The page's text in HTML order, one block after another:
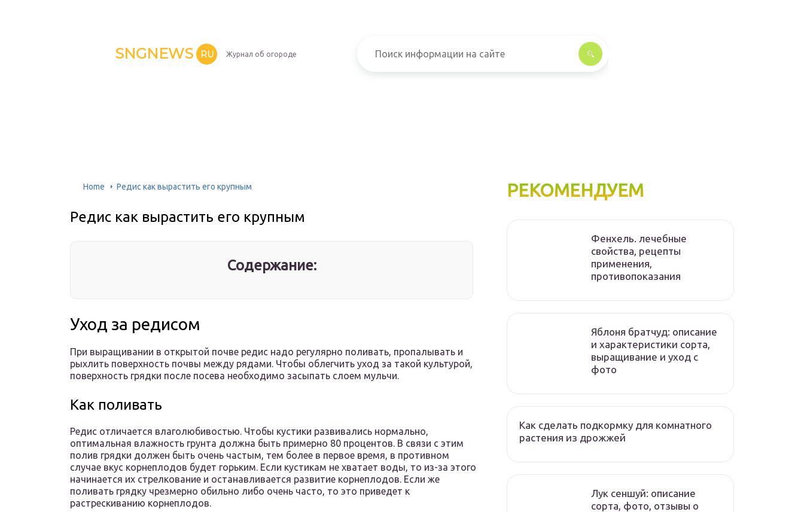
SNGNEWS RU Журнал об огороде
Home Редис как вырастить его крупным
Редис как вырастить его крупным
Содержание:
Уход за редисом
При выращивании в открытой почве редис надо регулярно поливать, пропалывать и
рыхлить поверхность почвы между рядами. Чтобы облегчить уход за такой культурой,
поверхность грядки после посева необходимо засыпать слоем мульчи.
Как поливать
Редис отличается влаголюбивостью. Чтобы кустики развивались нормально,
оптимальная влажность грунта должна быть примерно 80 процентов. В связи с этим
полив грядки должен быть очень частым, тем более в первое время, в противном
случае вкус корнеплодов будет горьким. Если кустикам не хватает воды, то из-за этого
начинается их стрелкование и останавливается развитие корнеплодов. Если же
поливать грядку чрезмерно обильно либо очень часто, то это приведет к
растрескиванию корнеплодов.
РЕКОМЕНДУЕМ
Фенхель. лечебные
свойства, рецепты
применения,
противопоказания
Яблоня братчуд: описание
и характеристики сорта,
выращивание и уход с
фото
Как сделать подкормку для комнатного
растения из дрожжей
Лук сеншуй: описание
сорта, фото, отзывы о